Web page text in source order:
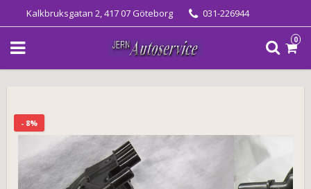
Kalkbruksgatan 2, 417 07 Göteborg 031-226944
0
- 8%